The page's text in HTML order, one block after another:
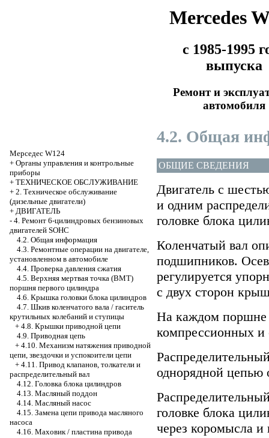
Mercedes
с 1985-1995
выпуска
Ремонт и
автомобиля
Мерседес W124
+ Органы управления и контрольные
приборы
+ ТЕХНИЧЕСКОЕ ОБСЛУЖИВАНИЕ
+ 2. Техническое обслуживание
(дизельные двигатели)
+ ДВИГАТЕЛЬ
- 4. Ремонт 6-цилиндровых бензиновых
двигателей SOHC
4.2. Общая информация
4.3. Ремонтные операции на двигателе,
установленном в автомобиле
4.4. Проверка давления сжатия
4.5. Верхняя мертвая точка (ВМТ)
поршня первого цилиндра
4.6. Крышка головки блока цилиндров
4.7. Шкив коленчатого вала / гаситель
крутильных колебаний и ступицы
+ 4.8. Крышки приводной цепи
4.9. Приводная цепь
+ 4.10. Механизм натяжения приводной
цепи, звездочки и успокоители цепи
+ 4.11. Привод клапанов, толкатели и
распределительный вал
4.12. Головка блока цилиндров
4.13. Масляный поддон
4.14. Масляный насос
4.15. Замена цепи привода масляного
насоса
4.16. Маховик / пластина привода
4.2. Общая
ОБЩИЕ СВЕДЕНИЯ
Двигатель с
и одним
головке блока
Коленчатый вал
подшипников.
регулируется
с двух сторон
На каждом поршне
компрессионных и
однорядной цепью
головке блока
через коромысла и